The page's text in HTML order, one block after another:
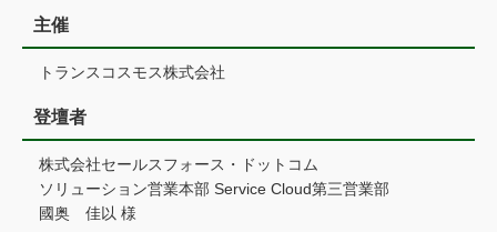
主催
トランスコスモス株式会社
登壇者
株式会社セールスフォース・ドットコム
ソリューション営業本部 Service Cloud第三営業部
國奥 佳以 様